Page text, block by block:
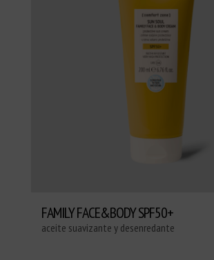
FAMILY FACE&BODY SPF50+
aceite suavizante y desenredante